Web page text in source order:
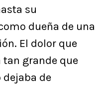
su
dueña de una
El dolor que
tan grande que
dejaba de